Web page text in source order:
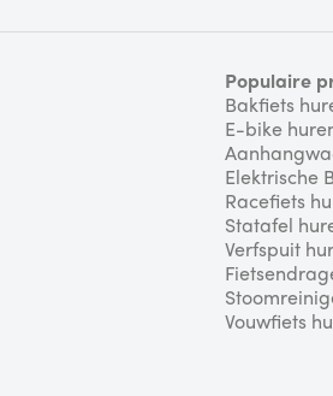
Populaire
Bakfiets
E-bike
Elektrische
Racefiets
Statafel
Verfspuit
Vouwfiets